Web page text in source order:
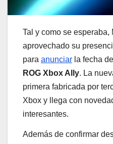
Tal y como se esperaba,
aprovechado su
para anunciar la fecha
ROG Xbox Ally. La
primera fabricada por
Xbox y llega con
interesantes.
Además de confirmar